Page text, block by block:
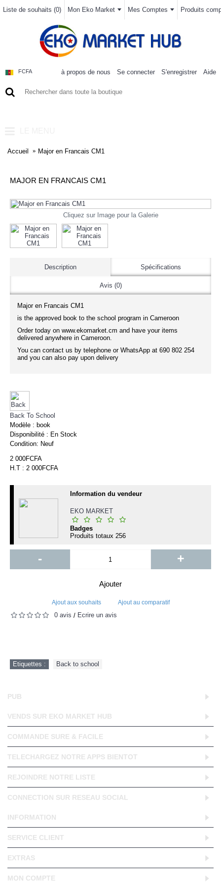
Liste de souhaits (0) Mon Eko Market Mes Comptes Produits
FCFA à propos de nous Se connecter S'enregistrer Aide
Accueil Major en Francais CM1
MAJOR EN FRANCAIS CM1
Cliquez sur Image pour la Galerie
Description Spécifications
Avis (0)
Major en Francais CM1
is the approved book to the school program in Cameroon
Order today on www.ekomarket.cm and have your items
delivered anywhere in Cameroon.
You can contact us by telephone or WhatsApp at 690 802 254
and you can also pay upon delivery
Back To School
Modèle : book
Disponibilité : En Stock
Condition: Neuf
2 000FCFA
H.T : 2 000FCFA
Information du vendeur
EKO MARKET
Badges
Produits totaux 256
- +
Ajouter
Ajout aux souhaits Ajout au comparatif
0 avis / Écrire un avis
Etiquettes : Back to school
PUB
VENDS SUR EKO MARKET HUB
COMMANDE SURE & FACILE
TELECHARGEZ NOTRE APPS BIENTOT
REJOINDRE NOTRE LISTE
CONNECTION SUR RESEAU SOCIAL
INFORMATION
SERVICE CLIENT
EXTRAS
MON COMPTE